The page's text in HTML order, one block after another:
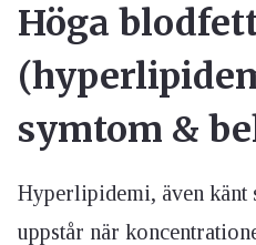
Höga
symtom &
Hyperlipidemi, även känt
uppstår när